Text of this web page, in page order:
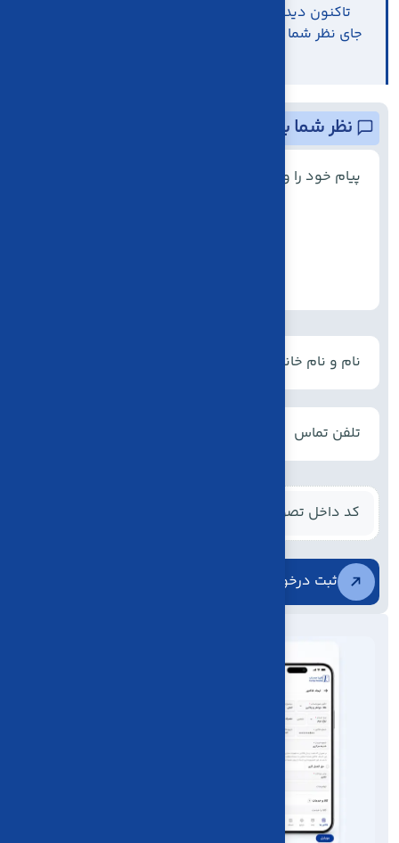
تاکنون دیدگاهی برای این مطلب ارسال نشده است.
جای نظر شما خالیست؛ اولین نفری باشید که تجربه‌اش را
نظر شما برای ما مهم است
ثبت درخواست